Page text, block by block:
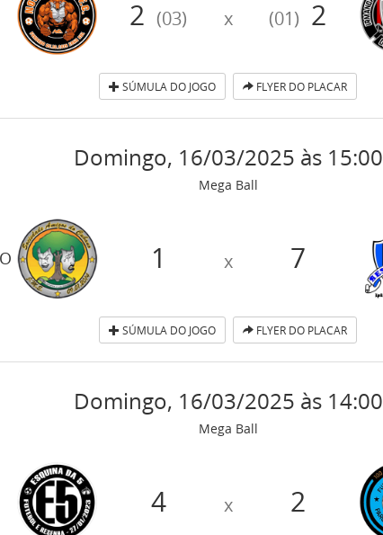
2 (03) x (01) 2
SÚMULA DO JOGO FLYER DO PLACAR
Domingo, 16/03/2025 às 15:00
Mega Ball
1 x 7
SÚMULA DO JOGO FLYER DO PLACAR
Domingo, 16/03/2025 às 14:00
Mega Ball
4 x 2